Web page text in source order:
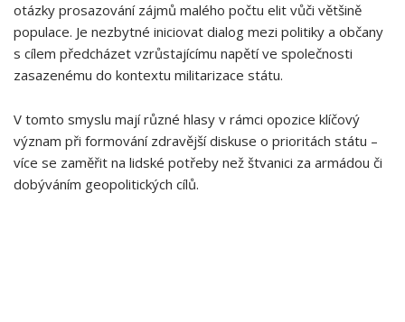
otázky prosazování zájmů malého počtu elit vůči většině
populace. ​Je nezbytné‌ iniciovat dialog mezi politiky a občany
s cílem‌ předcházet vzrůstajícímu napětí ve společnosti
zasazenému do kontextu militarizace státu.
V tomto ⁢smyslu⁣ mají různé hlasy v rámci opozice klíčový
význam při formování zdravější diskuse o prioritách státu – ​
více se⁢ zaměřit na lidské potřeby než štvanici za armádou či
dobýváním geopolitických‌ cílů.